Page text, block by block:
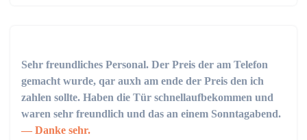
Sehr freundliches Personal. Der Preis der am Telefon
gemacht wurde, qar auxh am ende der Preis den ich
zahlen sollte. Haben die Tür schnellaufbekommen und
waren sehr freundlich und das an einem Sonntagabend.
Danke sehr.